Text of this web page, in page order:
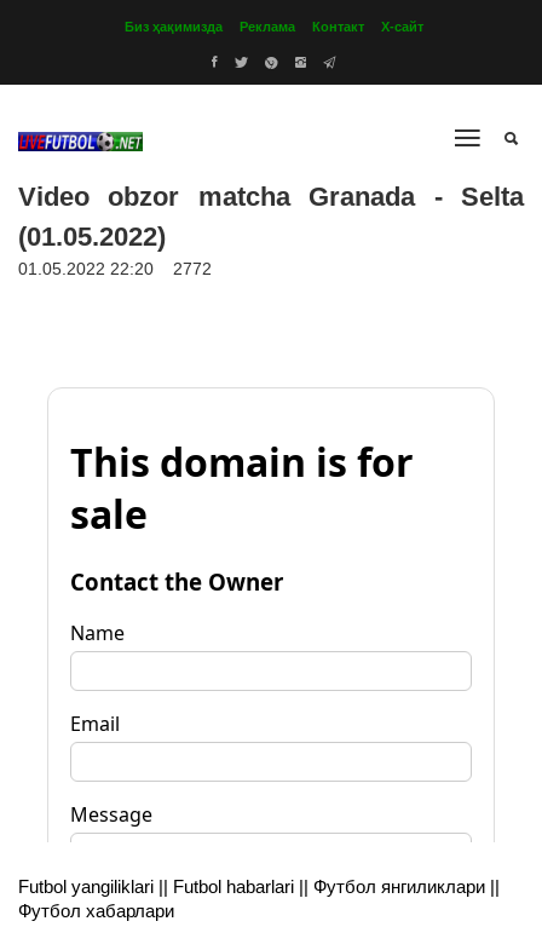
Биз ҳақимизда Реклама Контакт Х-сайт
Video obzor matcha Granada - Selta
(01.05.2022)
01.05.2022 22:20 2772
Futbol yangiliklari || Futbol habarlari || Футбол янгиликлари ||
Футбол хабарлари